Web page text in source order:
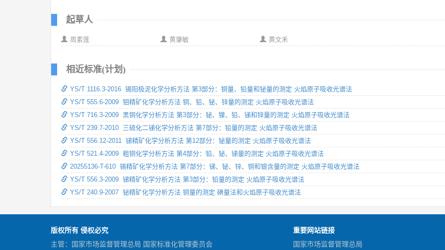
起草人
周素莲 黄肇敏 黄文禾
相近标准(计划)
YS/T 1116.3-2016 锡阳极泥化学分析方法 第3部分：铜量、铅量和铋量的测定 火焰原子吸收光谱法
YS/T 555.6-2009 钼精矿化学分析方法 铜、铅、铋、锌量的测定 火焰原子吸收光谱法
YS/T 716.3-2009 黑铜化学分析方法 第3部分：铋、镍、铅、锑和锌量的测定 火焰原子吸收光谱法
YS/T 239.7-2010 三硫化二锑化学分析方法 第7部分：铅量的测定 火焰原子吸收光谱法
YS/T 556.12-2011 锑精矿化学分析方法 第12部分：铋量的测定 火焰原子吸收光谱法
YS/T 521.4-2009 粗铜化学分析方法 第4部分：铅、铋、锑量的测定 火焰原子吸收光谱法
20255136-T-610 锡精矿化学分析方法 第7部分：锑、铋、锌、铜和银含量的测定 火焰原子吸收光谱法
YS/T 556.3-2009 锑精矿化学分析方法 第3部分：铅量的测定 火焰原子吸收光谱法
YS/T 240.9-2007 铋精矿化学分析方法 铜量的测定 碘量法和火焰原子吸收光谱法
版权所有 侵权必究
主管：国家市场监督管理总局 国家标准化管理委员会
重要网站链接
国家市场监督管理总局